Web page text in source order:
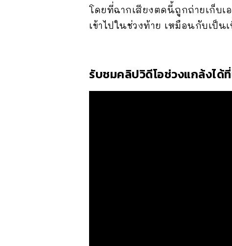
โดยที่ฉากเสียงตดนี้ถูกถ่ายเก็บเ
เข้าไปในช่วงท้าย เหมือนกับเป็
รับชมคลิปวิดีโอช่วงแกล้งได้